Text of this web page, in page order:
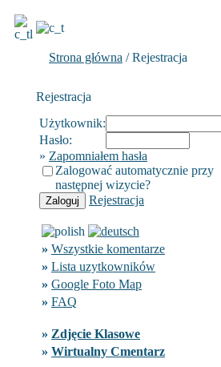
Strona główna / Rejestracja
Rejestracja
Użytkownik:
Hasło:
» Zapomniałem hasła
Zalogować automatycznie przy
następnej wizycie?
Rejestracja
» Wszystkie komentarze
» Lista uzytkowników
» Google Foto Map
» FAQ
» Zdjęcie Klasowe
» Wirtualny Cmentarz